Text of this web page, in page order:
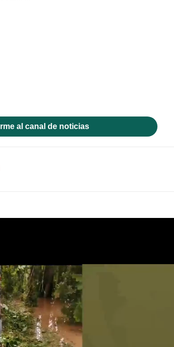
al canal de noticias